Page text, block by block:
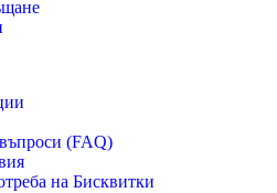
(FAQ)
на Бисквитки